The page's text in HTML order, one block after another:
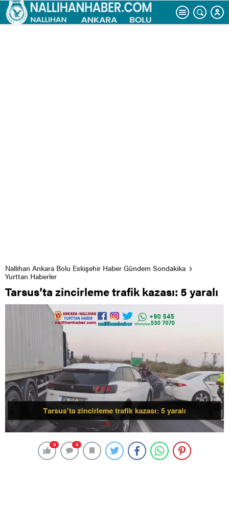
Nallıhan Ankara Bolu Eskişehir Haber Gündem Sondakika
Yurttan Haberler
Tarsus’ta zincirleme trafik kazası: 5 yaralı
0 0